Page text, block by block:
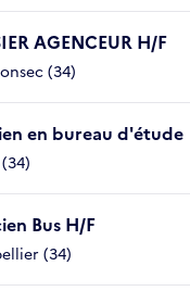
AGENCEUR H/F
(34)
en bureau d'étude
Bus H/F
(34)